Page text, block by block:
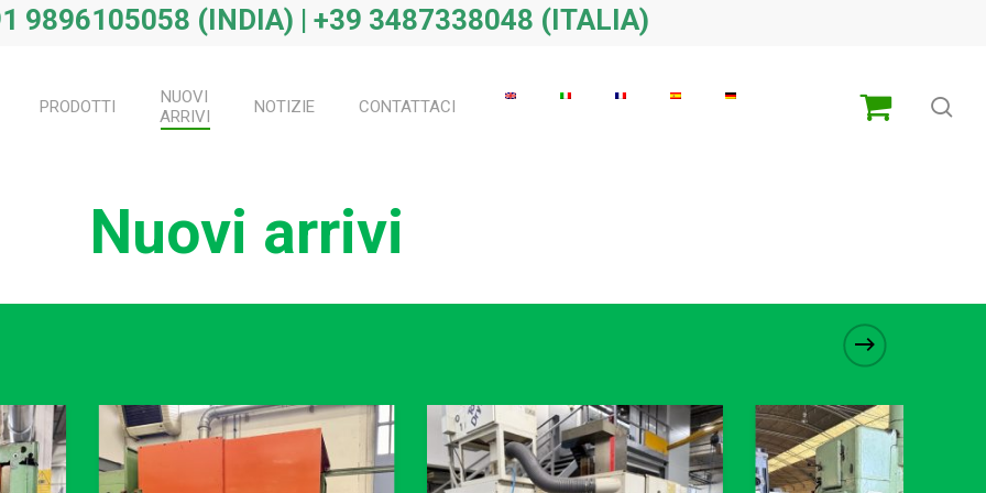
9896105058 (INDIA) | +39 3487338048 (ITALIA)
PRODOTTI
NUOVI
ARRIVI
NOTIZIE CONTATTACI
Nuovi arrivi